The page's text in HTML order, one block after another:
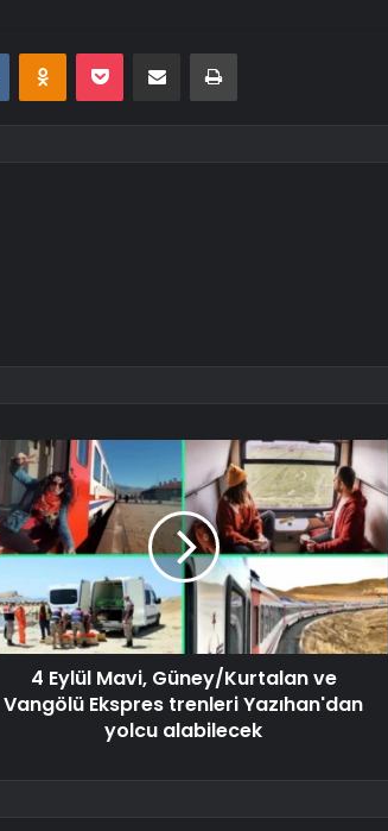
VKontakteOdnoklassniki
Pocket E-Posta ile paylaş Yazdır
4 Eylül Mavi, Güney/Kurtalan ve
Vangölü Ekspres trenleri Yazıhan'dan
yolcu alabilecek